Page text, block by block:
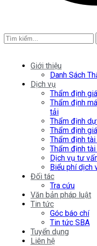
Giới thiệu
Danh Sách
Dịch vụ
Thẩm định
Thẩm định
tải
Thẩm định
Thẩm định
Thẩm định
Thẩm định
Dịch vụ tư
Biểu phí dịch
Đối tác
Tra cứu
Văn bản pháp luật
Tin tức
Góc báo chí
Tin tức SBA
Tuyển dụng
Liên hệ